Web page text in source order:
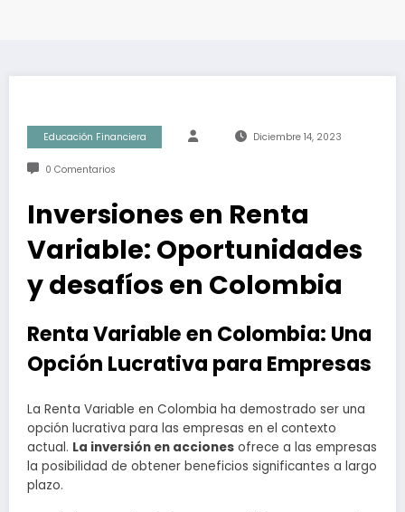
Educación Financiera Diciembre 14, 2023
0 Comentarios
Inversiones en Renta
Variable: Oportunidades
y desafíos en Colombia
Renta Variable en Colombia: Una
Opción Lucrativa para Empresas
La Renta Variable en Colombia ha demostrado ser una
opción lucrativa para las empresas en el contexto
actual. La inversión en acciones ofrece a las empresas
la posibilidad de obtener beneficios significantes a largo
plazo.